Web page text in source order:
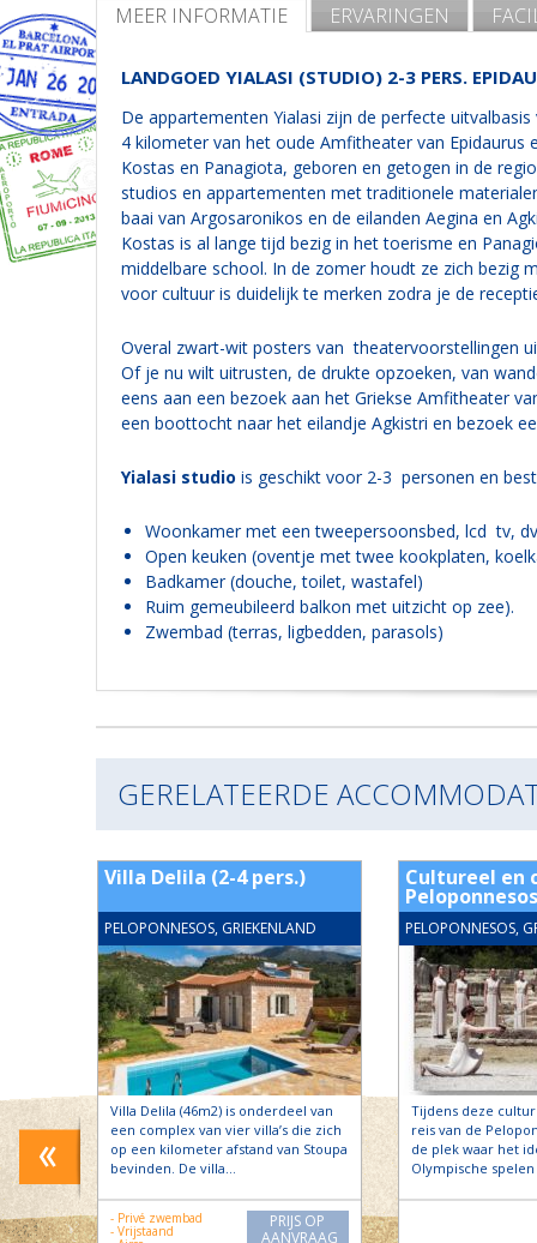
MEER INFORMATIE ERVARINGEN
LANDGOED YIALASI (STUDIO) 2-3 PERS.
De appartementen Yialasi zijn de perfecte
4 kilometer van het oude Amfitheater van Epidaurus
Kostas en Panagiota, geboren en getogen in de
studios en appartementen met traditionele
baai van Argosaronikos en de eilanden Aegina en
Kostas is al lange tijd bezig in het toerisme en
middelbare school. In de zomer houdt ze zich bezig
voor cultuur is duidelijk te merken zodra je de
Overal zwart-wit posters van theatervoorstellingen
Of je nu wilt uitrusten, de drukte opzoeken, van
eens aan een bezoek aan het Griekse Amfitheater
een boottocht naar het eilandje Agkistri en bezoek
Yialasi studio is geschikt voor 2-3 personen en
Woonkamer met een tweepersoonsbed, lcd tv,
Open keuken (oventje met twee kookplaten,
Badkamer (douche, toilet, wastafel)
Ruim gemeubileerd balkon met uitzicht op zee).
Zwembad (terras, ligbedden, parasols)
GERELATEERDE
met
Villa Delila (2-4 pers.)
PELOPONNESOS, GRIEKENLAND
Villa Delila (46m2) is onderdeel van
een complex van vier villa’s die zich
op een kilometer afstand van Stoupa
bevinden. De villa…
- Privé zwembad
- Vrijstaand
PRIJS OP
AANVRAAG
Cultureel en
Peloponnesos
PELOPONNESOS,
Tijdens deze
reis van de
de plek waar het
Olympische